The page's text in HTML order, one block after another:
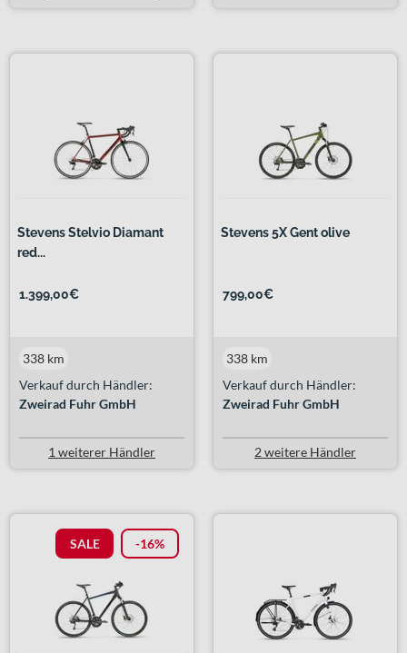
Stevens Stelvio Diamant
red...
1.399,00€
Verkauf durch Händler:
Zweirad Fuhr GmbH
338 km
1 weiterer Händler
Stevens 5X Gent olive
799,00€
Verkauf durch Händler:
Zweirad Fuhr GmbH
338 km
2 weitere Händler
SALE -16%